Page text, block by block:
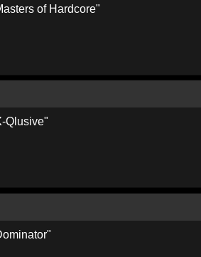
of Hardcore"
Qlusive"